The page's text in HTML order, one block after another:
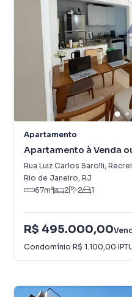
Apartamento
Apartamento à Venda
dos Bandeirantes
Rua Luiz Carlos Sarolli,
Rio de Janeiro, RJ
67m² 2 2 1
R$ 495.000,00
Condomínio R$ 1.100,00·